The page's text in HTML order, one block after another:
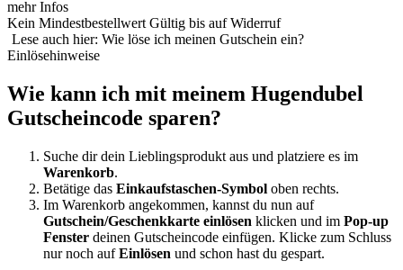
mehr Infos
Kein Mindestbestellwert Gültig bis auf Widerruf
Lese auch hier: Wie löse ich meinen Gutschein ein?
Einlösehinweise
Wie kann ich mit meinem Hugendubel
Gutscheincode sparen?
Suche dir dein Lieblingsprodukt aus und platziere es im
Warenkorb.
Betätige das Einkaufstaschen-Symbol oben rechts.
Im Warenkorb angekommen, kannst du nun auf
Gutschein/Geschenkkarte einlösen klicken und im Pop-up
Fenster deinen Gutscheincode einfügen. Klicke zum Schluss
nur noch aufEinlösen und schon hast du gespart.